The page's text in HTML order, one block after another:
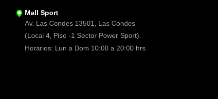
Mall Sport
Av. Las Condes 13501, Las Condes
(Local 4, Piso -1 Sector Power Sport).
Horarios: Lun a Dom 10:00 a 20:00 hrs.